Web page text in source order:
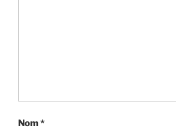
Nom*